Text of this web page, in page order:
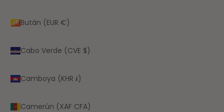
Bután (EUR €)
Cabo Verde (CVE $)
Camboya (KHR ៛)
Camerún (XAF CFA)